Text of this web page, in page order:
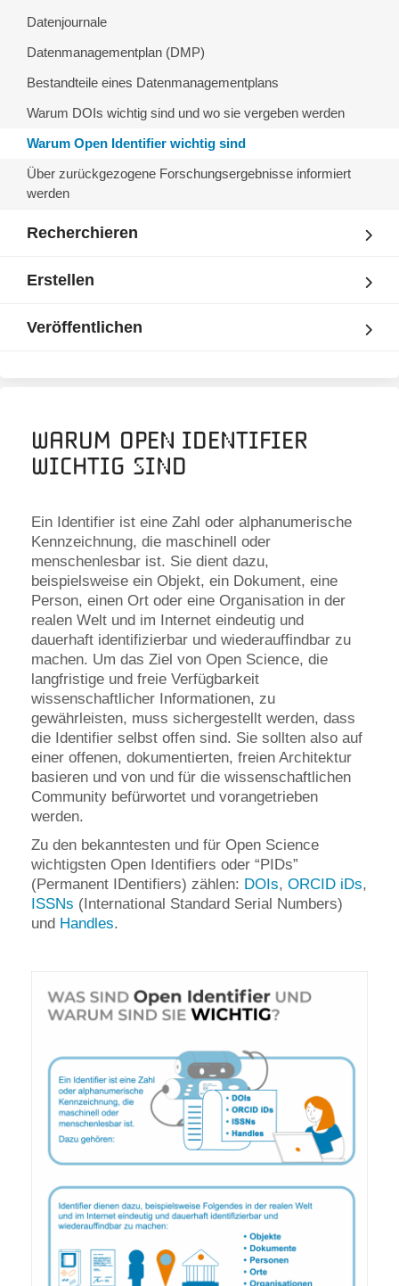
Datenjournale
Datenmanagementplan (DMP)
Bestandteile eines Datenmanagementplans
Warum DOIs wichtig sind und wo sie vergeben werden
Warum Open Identifier wichtig sind
Über zurückgezogene Forschungsergebnisse informiert
werden
Recherchieren
Erstellen
Veröffentlichen
Warum Open Identifier
wichtig sind
Ein Identifier ist eine Zahl oder alphanumerische
Kennzeichnung, die maschinell oder
menschenlesbar ist. Sie dient dazu,
beispielsweise ein Objekt, ein Dokument, eine
Person, einen Ort oder eine Organisation in der
realen Welt und im Internet eindeutig und
dauerhaft identifizierbar und wiederauffindbar zu
machen. Um das Ziel von Open Science, die
langfristige und freie Verfügbarkeit
wissenschaftlicher Informationen, zu
gewährleisten, muss sichergestellt werden, dass
die Identifier selbst offen sind. Sie sollten also auf
einer offenen, dokumentierten, freien Architektur
basieren und von und für die wissenschaftlichen
Community befürwortet und vorangetrieben
werden.
Zu den bekanntesten und für Open Science
wichtigsten Open Identifiers oder “PIDs”
(Permanent IDentifiers) zählen: DOIs, ORCID iDs,
ISSNs (International Standard Serial Numbers)
und Handles.